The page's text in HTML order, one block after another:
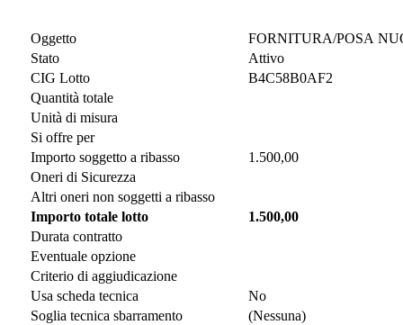
Oggetto
FORNITURA/POSA
Stato
Attivo
CIG Lotto
B4C58B0AF2
Quantità totale
Unità di misura
Si offre per
Importo soggetto a ribasso
1.500,00
Oneri di Sicurezza
Altri oneri non soggetti a ribasso
Importo totale lotto
1.500,00
Durata contratto
Eventuale opzione
Criterio di aggiudicazione
Usa scheda tecnica
No
Soglia tecnica sbarramento
(Nessuna)